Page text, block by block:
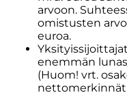
arvoon.
omistusten
euroa.
enemmän
(Huom! vrt.
nettomerkinnät